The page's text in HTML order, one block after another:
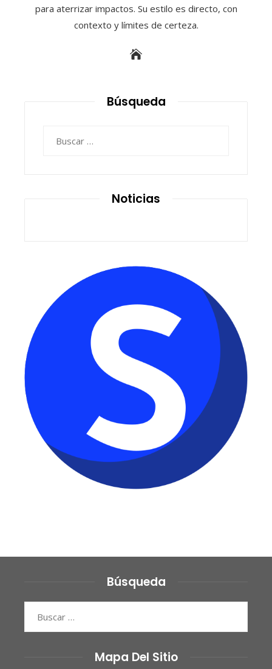
para aterrizar impactos. Su estilo es directo, con
contexto y límites de certeza.
Búsqueda
Noticias
Búsqueda
Mapa Del Sitio